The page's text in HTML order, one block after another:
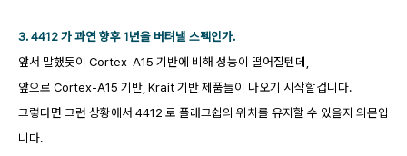
3. 4412 가 과연 향후 1년을 버텨낼 스펙인가.
앞서 말했듯이 Cortex-A15 기반에 비해 성능이 떨어질텐데,
앞으로 Cortex-A15 기반, Krait 기반 제품들이 나오기 시작할겁니다.
그렇다면 그런 상황에서 4412 로 플래그쉽의 위치를 유지할 수 있을지 의문입
니다.